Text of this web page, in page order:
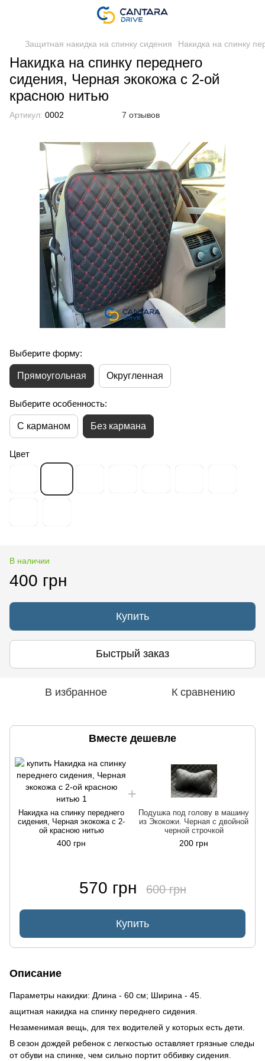
Защитная накидка на спинку сидения Накидка на спинку
Накидка на спинку переднего
сидения, Черная экокожа с 2-ой
красною нитью
Артикул: 0002 7 отзывов
Выберите форму:
Прямоугольная Округленная
Выберите особенность:
С карманом Без кармана
Цвет
В наличии
400 грн
Купить
Быстрый заказ
В избранное К сравнению
Вместе дешевле
Накидка на спинку переднего
сидения, Черная экокожа с 2-
ой красною нитью
400 грн
Подушка под голову в машину
из Экокожи. Черная с двойной
черной строчкой
200 грн
570 грн 600 грн
Купить
Описание
Параметры накидки: Длина - 60 см; Ширина - 45.
ащитная накидка на спинку переднего сидения.
Незаменимая вещь, для тех водителей у которых есть дети.
В сезон дождей ребенок с легкостью оставляет грязные следы
от обуви на спинке, чем сильно портит оббивку сидения.